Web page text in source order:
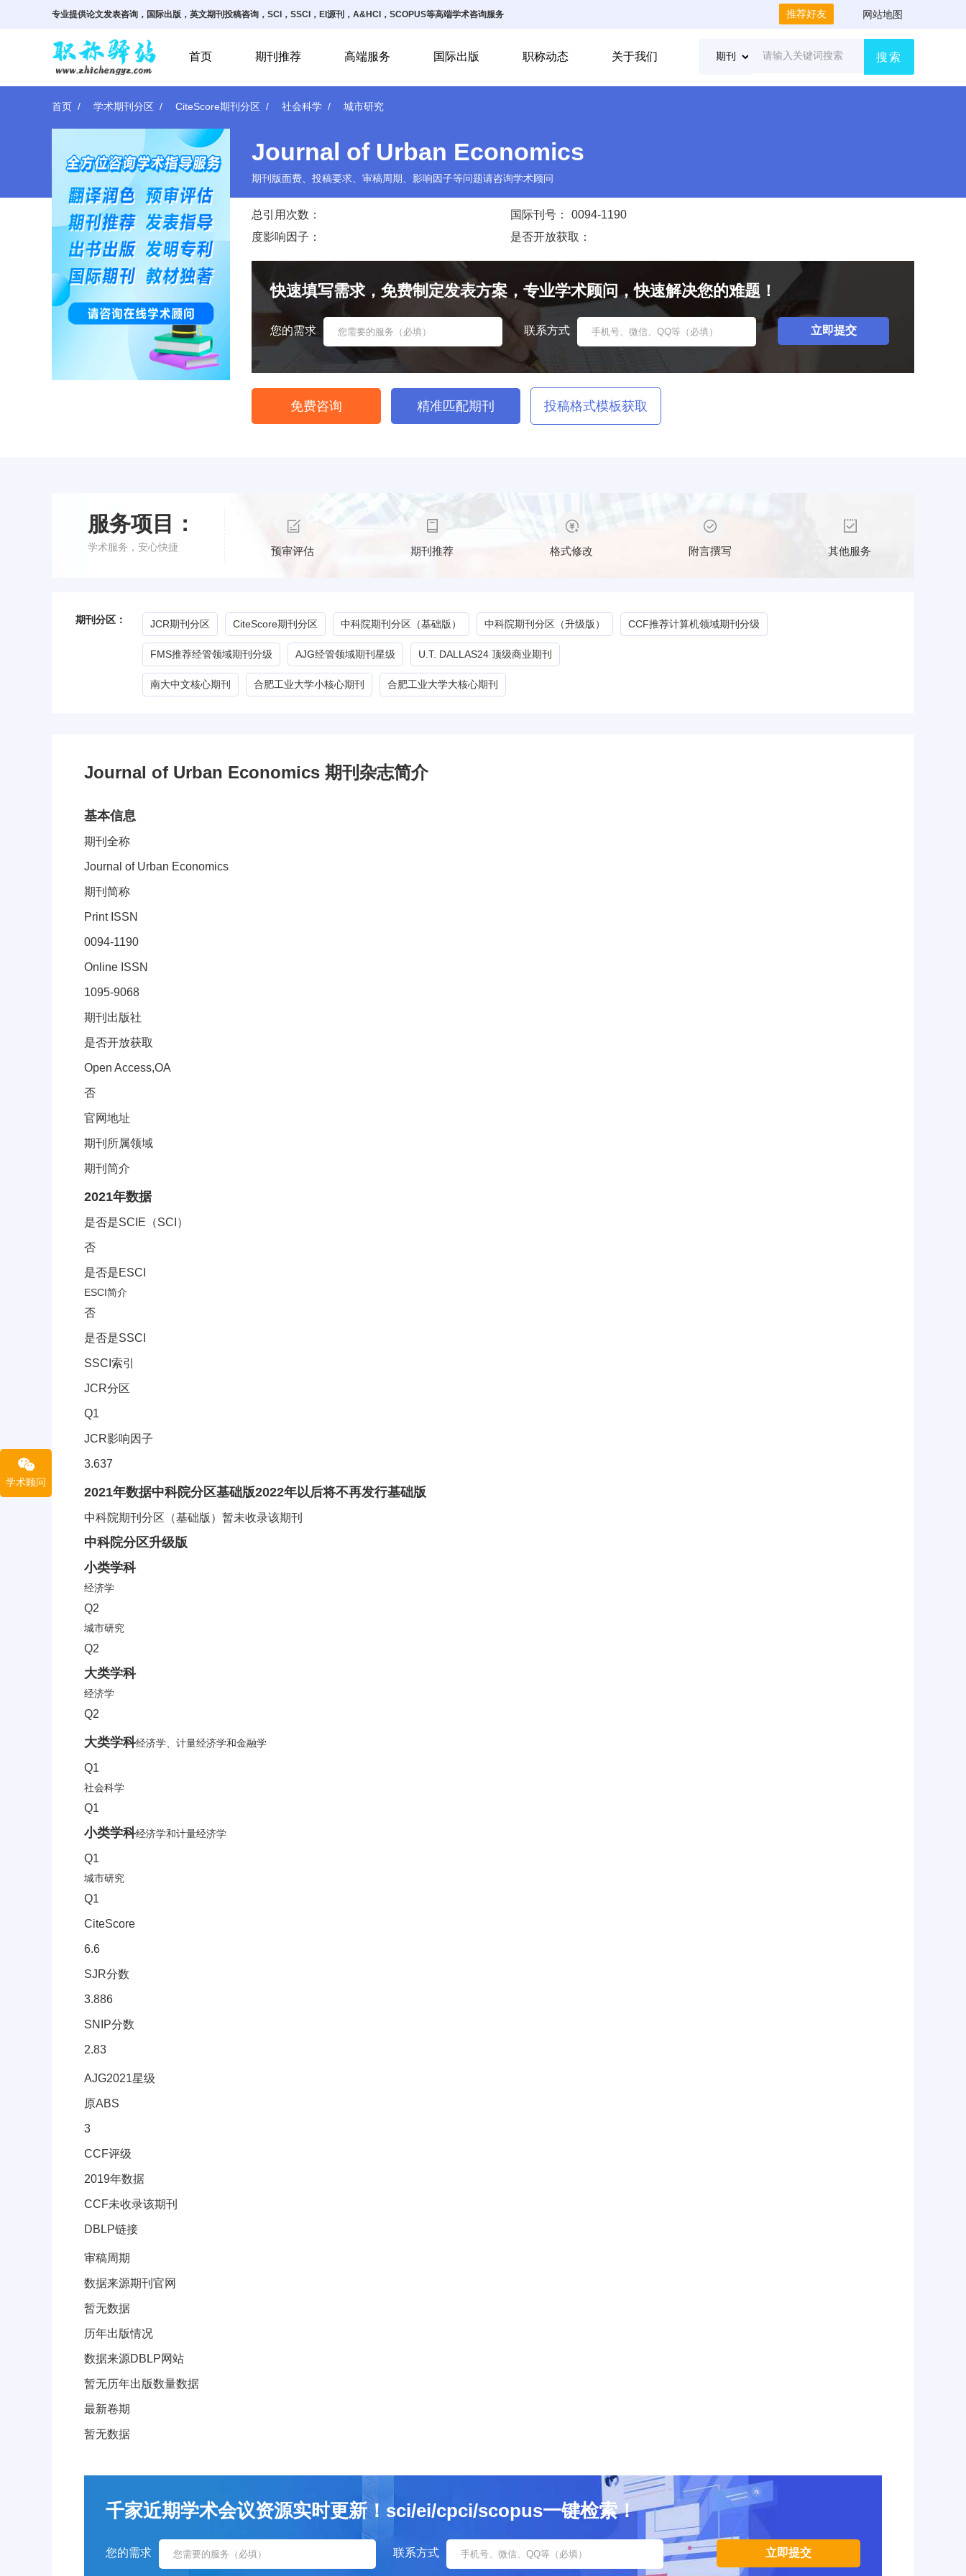
专业提供论文发表咨询，国际出版，英文期刊投稿咨询，SCI，SSCI，EI源刊，A&HCI，SCOPUS等高端学术咨询服务 推荐好友 网站地图
首页 期刊推荐 高端服务 国际出版 职称动态 关于我们 搜索
首页 学术期刊分区 CiteScore期刊分区 社会科学 城市研究
Journal of Urban Economics
期刊版面费、投稿要求、审稿周期、影响因子等问题请咨询学术顾问
总引用次数：
度影响因子：
国际刊号：
0094-1190
是否开放获取：
快速填写需求，免费制定发表方案，专业学术顾问，快速解决您的难题！
您的需求 联系方式
免费咨询 精准匹配期刊 投稿格式模板获取
服务项目：
学术服务，安心快捷 预审评估 期刊推荐 格式修改 附言撰写 其他服务
期刊分区： JCR期刊分区 CiteScore期刊分区 中科院期刊分区（基础版） 中科院期刊分区（升级版） CCF推荐计算机领域期刊分级
FMS推荐经管领域期刊分级 AJG经管领域期刊星级 U.T. DALLAS24 顶级商业期刊
南大中文核心期刊 合肥工业大学小核心期刊 合肥工业大学大核心期刊
Journal of Urban Economics 期刊杂志简介
基本信息
期刊全称
Journal of Urban Economics
期刊简称
Print ISSN
0094-1190
Online ISSN
1095-9068
期刊出版社
是否开放获取
Open Access,OA
否
官网地址
期刊所属领域
期刊简介
JCR分区索引信息
2021年数据
是否是SCIE（SCI）
否
是否是ESCI
ESCI简介
否
是否是SSCI
SSCI索引
JCR分区
Q1
JCR影响因子
3.637
中科院分区信息
2021年数据中科院分区基础版2022年以后将不再发行基础版
中科院期刊分区（基础版）暂未收录该期刊
中科院分区升级版
小类学科
经济学
Q2
城市研究
Q2
大类学科
经济学
Q2
CiteScore分区信息
大类学科经济学、计量经济学和金融学
Q1
社会科学
Q1
小类学科经济学和计量经济学
Q1
城市研究
Q1
CiteScore
6.6
SJR分数
3.886
SNIP分数
2.83
其它信息(AJG星级、CCF等级)
AJG2021星级
原ABS
3
CCF评级
2019年数据
CCF未收录该期刊
DBLP链接
审稿周期和出版信息
审稿周期
数据来源期刊官网
暂无数据
历年出版情况
数据来源DBLP网站
暂无历年出版数量数据
最新卷期
暂无数据
千家近期学术会议资源实时更新！sci/ei/cpci/scopus一键检索！
您的需求 联系方式
学术顾问